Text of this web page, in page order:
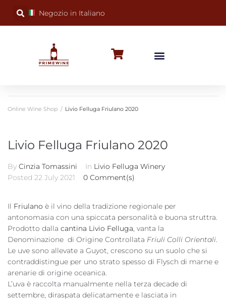
Negozio in Italiano
Online Wine Shop / Livio Felluga Friulano 2020
Livio Felluga Friulano 2020
By Cinzia Tomassini In Livio Felluga Winery
Posted 22 July 2021 0 Comment(s)
Il Friulano è il vino della tradizione regionale per
antonomasia con una spiccata personalità e buona struttra.
Prodotto dalla cantina Livio Felluga, vanta la
Denominazione di Origine Controllata Friuli Colli Orientali.
Le uve sono allevate a Guyot, crescono su un suolo che si
contraddistingue per uno strato spesso di Flysch di marne e
arenarie di origine oceanica.
L’uva è raccolta manualmente nella terza decade di
settembre, diraspata delicatamente e lasciata in